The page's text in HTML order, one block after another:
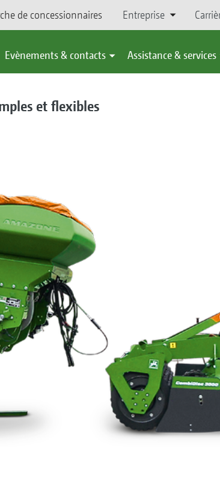
de concessionnaires Entreprise
Evènements & contacts Assistance & services
et flexibles